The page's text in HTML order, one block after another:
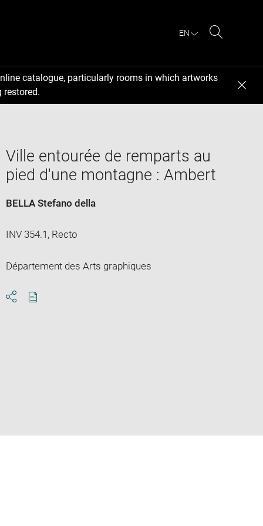
EN
catalogue, particularly rooms in which artworks
restored.
Ville entourée de remparts au
pied d'une montagne : Ambert
BELLA Stefano della
INV 354.1, Recto
Département des Arts graphiques